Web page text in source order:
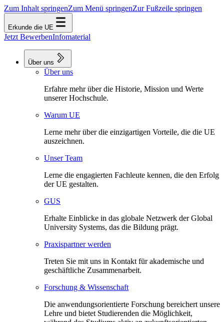
Zum Inhalt springenZum Menü springenZur Fußzeile springen
Erkunde die UE
Jetzt BewerbenInfomaterial
Über uns
Über uns
Erfahre mehr über die Historie, Mission und Werte
unserer Hochschule.
Warum UE
Lerne mehr über die einzigartigen Vorteile, die die UE
auszeichnen.
Unser Team
Lerne die engagierten Fachleute kennen, die den Erfolg
der UE gestalten.
GUS
Erhalte Einblicke in das globale Netzwerk der Global
University Systems, das die Bildung prägt.
Praxispartner werden
Treten Sie mit uns in Kontakt für akademische und
geschäftliche Zusammenarbeit.
Forschung & Wissenschaft
Die anwendungsorientierte Forschung bereichert unsere
Lehre und bietet Studierenden die Möglichkeit,